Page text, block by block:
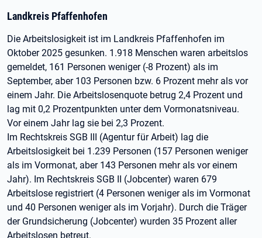
Landkreis Pfaffenhofen
Die Arbeitslosigkeit ist im Landkreis Pfaffenhofen im
Oktober 2025 gesunken. 1.918 Menschen waren arbeitslos
gemeldet, 161 Personen weniger (-8 Prozent) als im
September, aber 103 Personen bzw. 6 Prozent mehr als vor
einem Jahr. Die Arbeitslosenquote betrug 2,4 Prozent und
lag mit 0,2 Prozentpunkten unter dem Vormonatsniveau.
Vor einem Jahr lag sie bei 2,3 Prozent.
Im Rechtskreis SGB III (Agentur für Arbeit) lag die
Arbeitslosigkeit bei 1.239 Personen (157 Personen weniger
als im Vormonat, aber 143 Personen mehr als vor einem
Jahr). Im Rechtskreis SGB II (Jobcenter) waren 679
Arbeitslose registriert (4 Personen weniger als im Vormonat
und 40 Personen weniger als im Vorjahr). Durch die Träger
der Grundsicherung (Jobcenter) wurden 35 Prozent aller
Arbeitslosen betreut.